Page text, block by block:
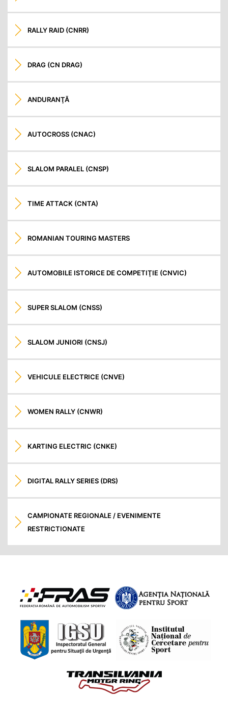
RALLY RAID (CNRR)
DRAG (CN DRAG)
ANDURANŢĂ
AUTOCROSS (CNAC)
SLALOM PARALEL (CNSP)
TIME ATTACK (CNTA)
ROMANIAN TOURING MASTERS
AUTOMOBILE ISTORICE DE COMPETIŢIE (CNVIC)
SUPER SLALOM (CNSS)
SLALOM JUNIORI (CNSJ)
VEHICULE ELECTRICE (CNVE)
WOMEN RALLY (CNWR)
KARTING ELECTRIC (CNKE)
DIGITAL RALLY SERIES (DRS)
CAMPIONATE REGIONALE / EVENIMENTE
RESTRICTIONATE